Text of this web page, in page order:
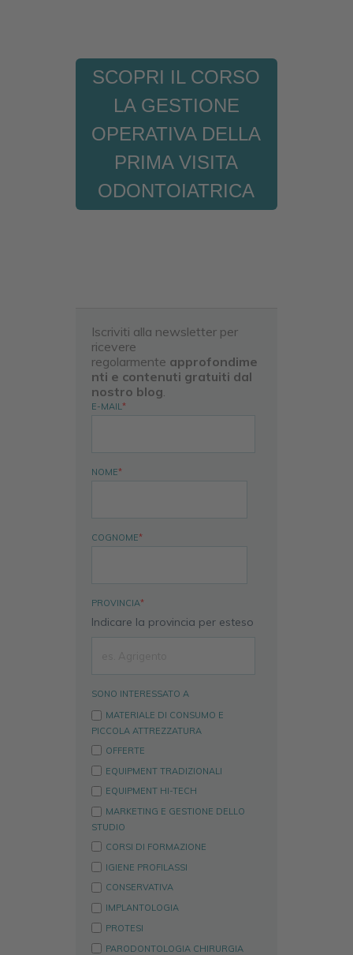
SCOPRI IL CORSO
LA GESTIONE
OPERATIVA DELLA
PRIMA VISITA
ODONTOIATRICA
Iscriviti alla newsletter per
ricevere
regolarmente approfondime
nti e contenuti gratuiti dal
nostro blog
E-MAIL *
NOME*
COGNOME*
PROVINCIA*
Indicare la provincia per esteso
SONO INTERESSATO A
MATERIALE DI CONSUMO E
PICCOLA ATTREZZATURA
OFFERTE
EQUIPMENT TRADIZIONALI
EQUIPMENT HI-TECH
MARKETING E GESTIONE DELLO
STUDIO
CORSI DI FORMAZIONE
IGIENE PROFILASSI
CONSERVATIVA
IMPLANTOLOGIA
PROTESI
PARODONTOLOGIA CHIRURGIA